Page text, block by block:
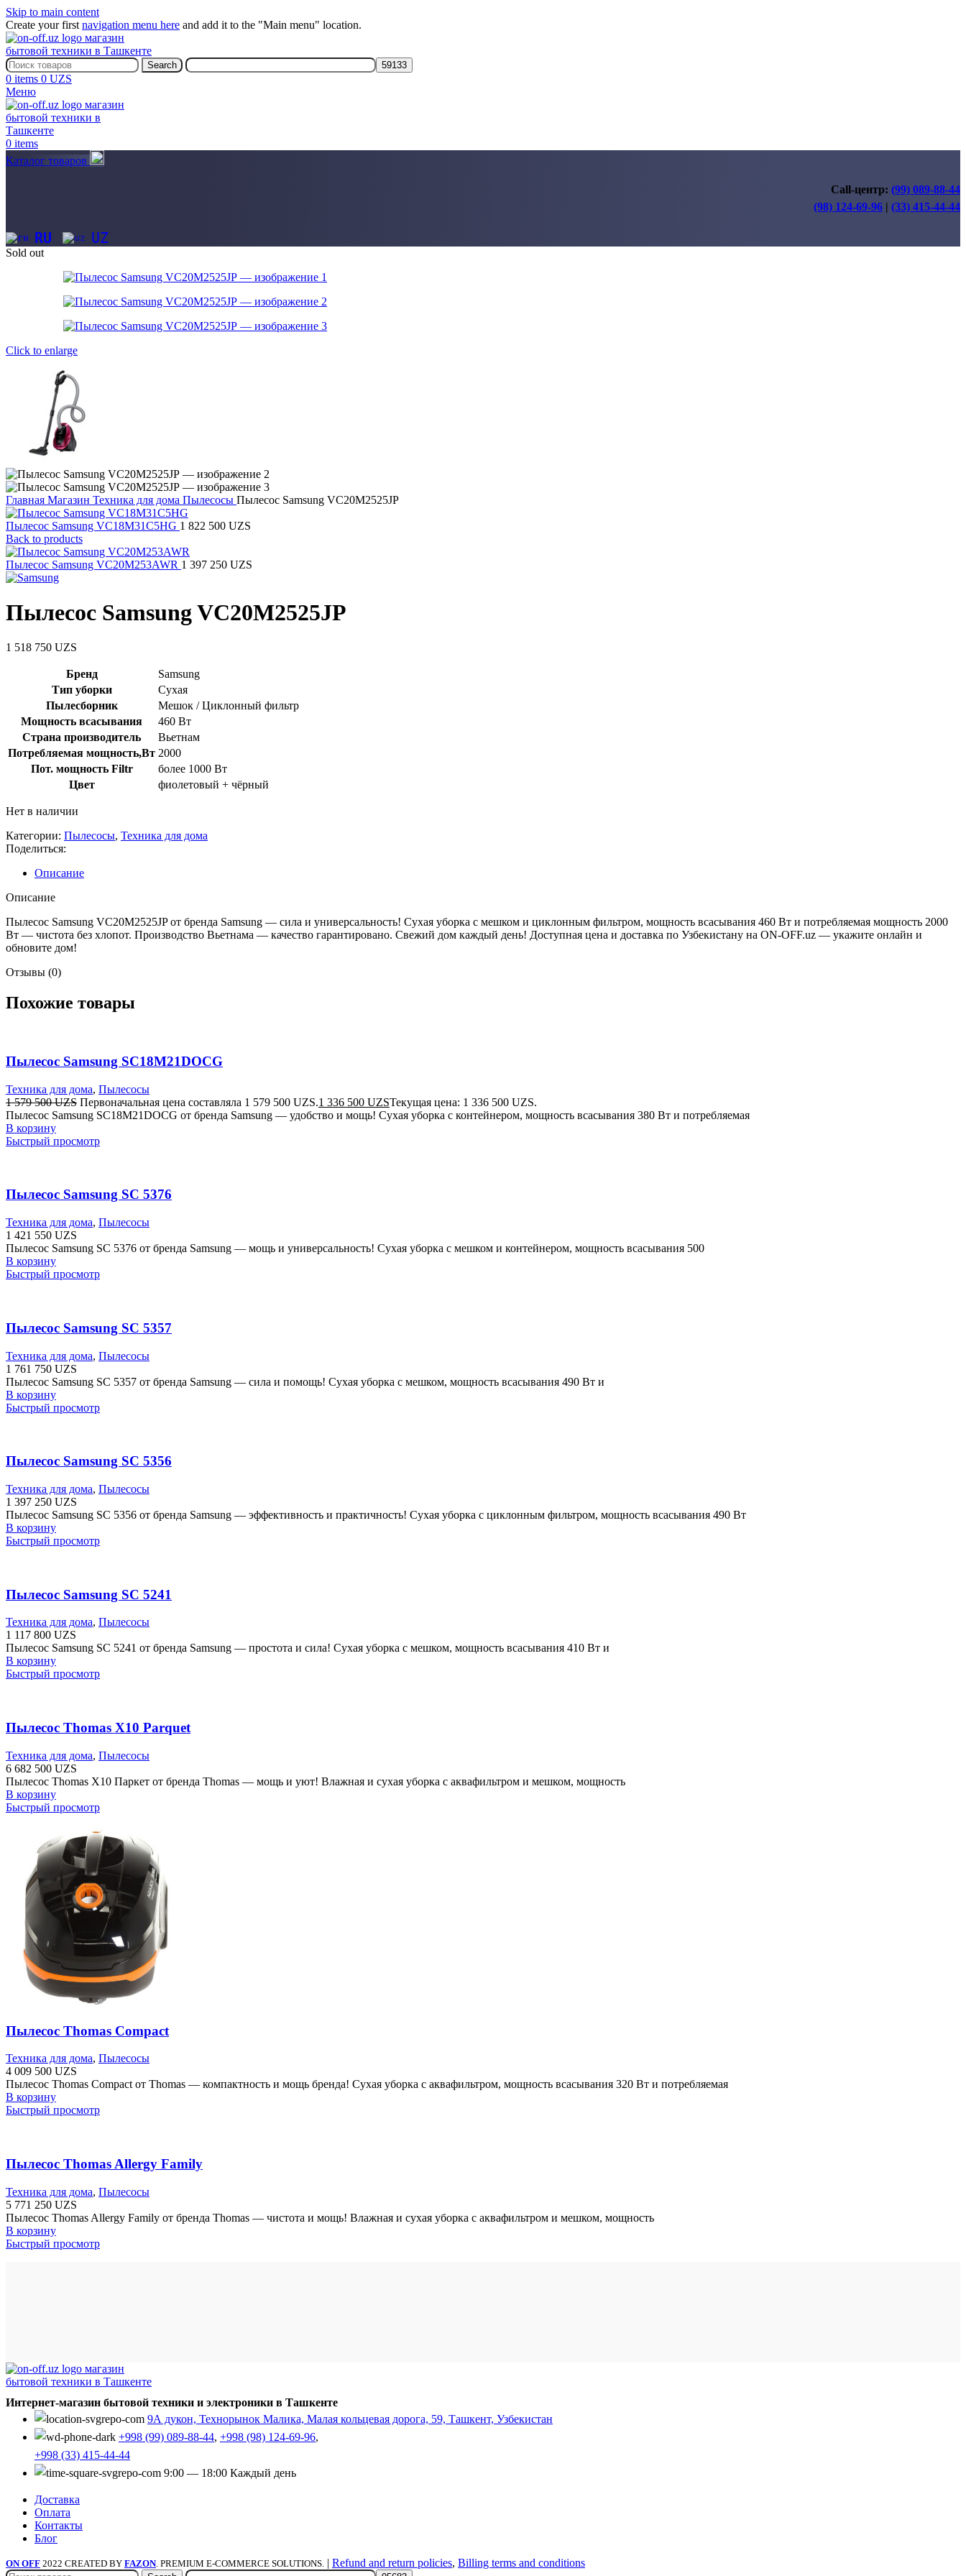
Skip to main content
Create your first navigation menu here and add it to the "Main menu" location.
Search
0 items 0 UZS
Меню
0 items
Каталог товаров
Call-центр: (99) 089-88-44
(98) 124-69-96 | (33) 415-44-44
RU UZ
Sold out
Click to enlarge
Главная Магазин Техника для дома Пылесосы Пылесос Samsung VC20M2525JP
Пылесос Samsung VC18M31C5HG 1 822 500 UZS
Back to products
Пылесос Samsung VC20M253AWR 1 397 250 UZS
Пылесос Samsung VC20M2525JP
1 518 750 UZS
Бренд
Samsung
Тип уборки
Сухая
Пылесборник
Мешок / Циклонный фильтр
Мощность всасывания
460 Вт
Страна производитель
Вьетнам
Потребляемая мощность,Вт 2000
Пот. мощность Filtr
более 1000 Вт
Цвет
фиолетовый + чёрный
Нет в наличии
Категории: Пылесосы, Техника для дома
Поделиться:
Описание
Описание
Пылесос Samsung VC20M2525JP от бренда Samsung — сила и универсальность! Сухая уборка с мешком и циклонным фильтром, мощность всасывания 460 Вт и потребляемая мощность 2000
Вт — чистота без хлопот. Производство Вьетнама — качество гарантировано. Свежий дом каждый день! Доступная цена и доставка по Узбекистану на ON-OFF.uz — укажите онлайн и
обновите дом!
Отзывы (0)
Похожие товары
Пылесос Samsung SC18M21DOCG
Техника для дома, Пылесосы
1 579 500UZS Первоначальная цена составляла 1 579 500 UZS.1 336 500 UZSТекущая цена: 1 336 500 UZS.
Пылесос Samsung SC18M21DOCG от бренда Samsung — удобство и мощь! Сухая уборка с контейнером, мощность всасывания 380 Вт и потребляемая
В корзину
Быстрый просмотр
Пылесос Samsung SC 5376
Техника для дома, Пылесосы
1 421 550 UZS
Пылесос Samsung SC 5376 от бренда Samsung — мощь и универсальность! Сухая уборка с мешком и контейнером, мощность всасывания 500
В корзину
Быстрый просмотр
Пылесос Samsung SC 5357
Техника для дома, Пылесосы
1 761 750 UZS
Пылесос Samsung SC 5357 от бренда Samsung — сила и помощь! Сухая уборка с мешком, мощность всасывания 490 Вт и
В корзину
Быстрый просмотр
Пылесос Samsung SC 5356
Техника для дома, Пылесосы
1 397 250 UZS
Пылесос Samsung SC 5356 от бренда Samsung — эффективность и практичность! Сухая уборка с циклонным фильтром, мощность всасывания 490 Вт
В корзину
Быстрый просмотр
Пылесос Samsung SC 5241
Техника для дома, Пылесосы
1 117 800 UZS
Пылесос Samsung SC 5241 от бренда Samsung — простота и сила! Сухая уборка с мешком, мощность всасывания 410 Вт и
В корзину
Быстрый просмотр
Пылесос Thomas X10 Parquet
Техника для дома, Пылесосы
6 682 500 UZS
Пылесос Thomas X10 Паркет от бренда Thomas — мощь и уют! Влажная и сухая уборка с аквафильтром и мешком, мощность
В корзину
Быстрый просмотр
Пылесос Thomas Compact
Техника для дома, Пылесосы
4 009 500 UZS
Пылесос Thomas Compact от Thomas — компактность и мощь бренда! Сухая уборка с аквафильтром, мощность всасывания 320 Вт и потребляемая
В корзину
Быстрый просмотр
Пылесос Thomas Allergy Family
Техника для дома, Пылесосы
5 771 250 UZS
Пылесос Thomas Allergy Family от бренда Thomas — чистота и мощь! Влажная и сухая уборка с аквафильтром и мешком, мощность
В корзину
Быстрый просмотр
Интернет-магазин бытовой техники и электроники в Ташкенте
9А дукон, Технорынок Малика, Малая кольцевая дорога, 59, Ташкент, Узбекистан
+998 (99) 089-88-44, +998 (98) 124-69-96,
+998 (33) 415-44-44
9:00 — 18:00 Каждый день
Доставка
Оплата
Контакты
Блог
ON OFF 2022 CREATED BY FAZON. PREMIUM E-COMMERCE SOLUTIONS. | Refund and return policies, Billing terms and conditions